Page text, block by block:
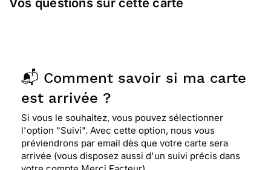
Vos questions sur cette carte
📬 Comment savoir si ma carte
est arrivée ?
Si vous le souhaitez, vous pouvez sélectionner
l'option "Suivi". Avec cette option, nous vous
préviendrons par email dès que votre carte sera
arrivée (vous disposez aussi d'un suivi précis dans